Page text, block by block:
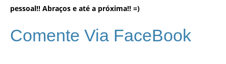
pessoal!! Abraços e até a próxima!! =)
Comente Via FaceBook